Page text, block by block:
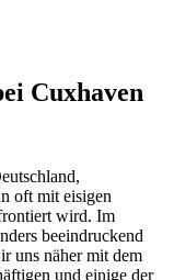
Cuxhaven
oft mit eisigen
wird. Im
beeindruckend
uns näher mit dem
und einige der